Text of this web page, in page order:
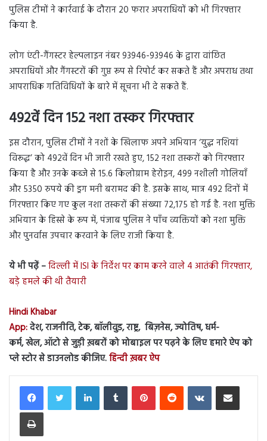
पुलिस टीमों ने कार्रवाई के दौरान 20 फरार अपराधियों को भी गिरफ्तार
किया है.
लोग एंटी-गैंगस्टर हेल्पलाइन नंबर 93946-93946 के द्वारा वांछित
अपराधियों और गैंगस्टरों की गुप्त रूप से रिपोर्ट कर सकते हैं और अपराध तथा
आपराधिक गतिविधियों के बारे में सूचना भी दे सकते हैं.
492वें दिन 152 नशा तस्कर गिरफ्तार
इस दौरान, पुलिस टीमों ने नशों के खिलाफ अपने अभियान ‘युद्ध नशियां
विरूद्ध’ को 492वें दिन भी जारी रखते हुए, 152 नशा तस्करों को गिरफ्तार
किया है और उनके कब्जे से 15.6 किलोग्राम हेरोइन, 499 नशीली गोलियाँ
और 5350 रुपये की ड्रग मनी बरामद की है. इसके साथ, मात्र 492 दिनों में
गिरफ्तार किए गए कुल नशा तस्करों की संख्या 72,175 हो गई है. नशा मुक्ति
अभियान के हिस्से के रूप में, पंजाब पुलिस ने पाँच व्यक्तियों को नशा मुक्ति
और पुनर्वास उपचार करवाने के लिए राजी किया है.
ये भी पढ़ें –दिल्ली में ISI के निर्देश पर काम करने वाले 4 आतंकी गिरफ्तार,
बड़े हमले की थी तैयारी
Hindi Khabar
App:देश, राजनीति, टेक, बॉलीवुड, राष्ट्र, बिज़नेस, ज्योतिष, धर्म-
कर्म, खेल, ऑटो से जुड़ी ख़बरों को मोबाइल पर पढ़ने के लिए हमारे ऐप को
प्ले स्टोर से डाउनलोड कीजिए.हिन्दी ख़बर ऐप
LinkedInTumblr PinterestReddit VKontakteShare via Email
Print